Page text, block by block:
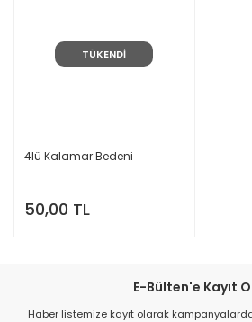
TÜKENDİ
4lü Kalamar Bedeni
50,00 TL
E-Bülten'e Kayıt
Haber listemize kayıt olarak